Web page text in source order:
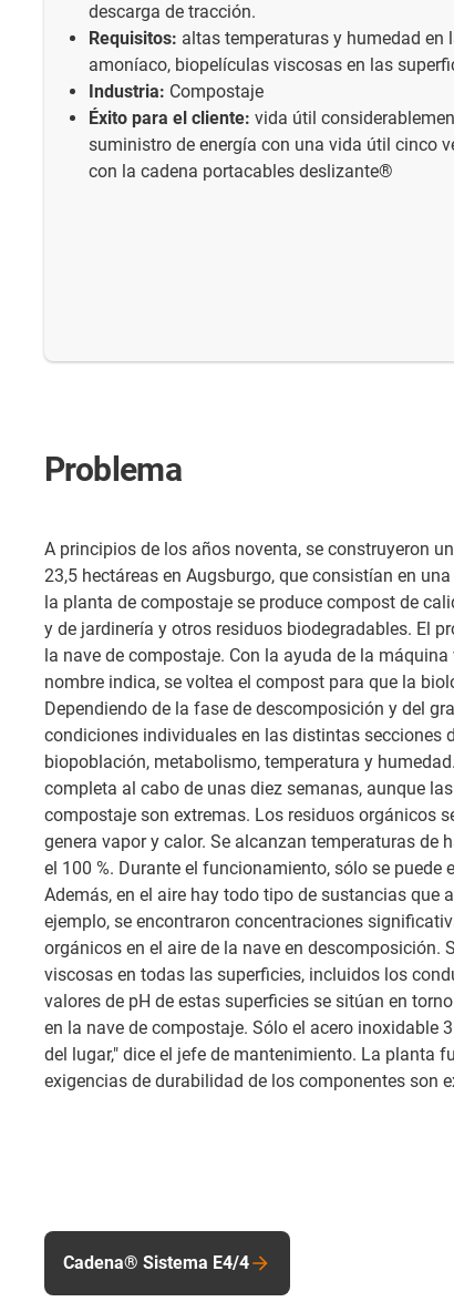
descarga de tracción.
Requisitos: altas temperaturas y humedad
amoníaco, biopelículas viscosas en las
Industria: Compostaje
Éxito para el cliente: vida útil
suministro de energía con una vida útil cinco
con la cadena portacables deslizante®
Problema
A principios de los años noventa, se construyeron
23,5 hectáreas en Augsburgo, que consistían en
la planta de compostaje se produce compost de
y de jardinería y otros residuos biodegradables. El
la nave de compostaje. Con la ayuda de la
nombre indica, se voltea el compost para que la
Dependiendo de la fase de descomposición y del
condiciones individuales en las distintas secciones
biopoblación, metabolismo, temperatura y
completa al cabo de unas diez semanas, aunque
compostaje son extremas. Los residuos orgánicos
genera vapor y calor. Se alcanzan temperaturas de
el 100 %. Durante el funcionamiento, sólo se puede
Además, en el aire hay todo tipo de sustancias que
ejemplo, se encontraron concentraciones
orgánicos en el aire de la nave en descomposición.
viscosas en todas las superficies, incluidos los
valores de pH de estas superficies se sitúan en
en la nave de compostaje. Sólo el acero inoxidable
del lugar," dice el jefe de mantenimiento. La planta
exigencias de durabilidad de los componentes son
Cadena® Sistema E4/4